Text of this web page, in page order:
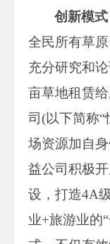
创新模
全民所有草
充分研究和
亩草地租赁
司(以下简称
场资源加自
益公司积极
设，打造4A
业+旅游业的